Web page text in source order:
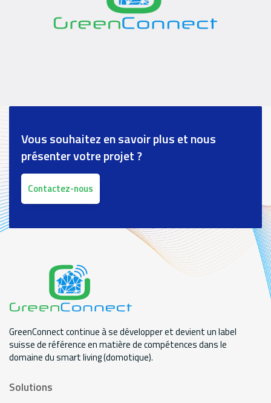
Vous souhaitez en savoir plus et nous
présenter votre projet ?
Contactez-nous
GreenConnect continue à se développer et devient un label
suisse de référence en matière de compétences dans le
domaine du smart living (domotique).
Solutions